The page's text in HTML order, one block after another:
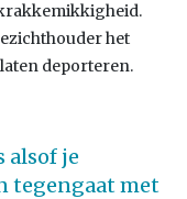
het
deporteren.
alsof je
tegengaat met